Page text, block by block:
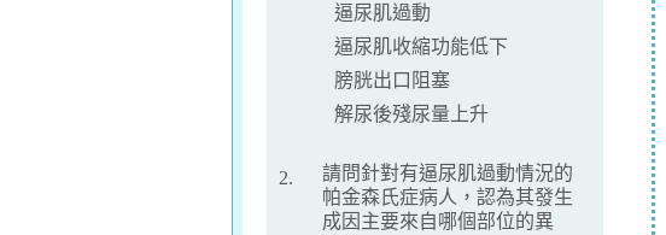
逼尿肌過動
逼尿肌收縮功能低下
膀胱出口阻塞
解尿後殘尿量上升
2.
請問針對有逼尿肌過動情況的
帕金森氏症病人，認為其發生
成因主要來自哪個部位的異